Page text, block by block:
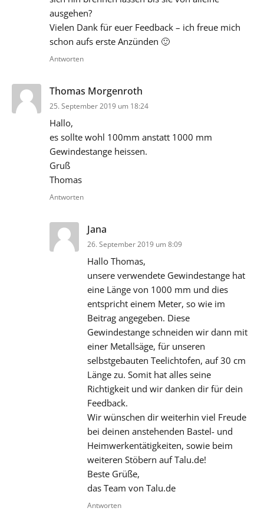
ausgehen?
Vielen Dank für euer Feedback – ich freue mich
schon aufs erste Anzünden 🙂
Antworten
Thomas Morgenroth
25. September 2019 um 18:24
Hallo,
es sollte wohl 100mm anstatt 1000 mm
Gewindestange heissen.
Gruß
Thomas
Antworten
Jana
26. September 2019 um 8:09
Hallo Thomas,
unsere verwendete Gewindestange hat
eine Länge von 1000 mm und dies
entspricht einem Meter, so wie im
Beitrag angegeben. Diese
Gewindestange schneiden wir dann mit
einer Metallsäge, für unseren
selbstgebauten Teelichtofen, auf 30 cm
Länge zu. Somit hat alles seine
Richtigkeit und wir danken dir für dein
Feedback.
Wir wünschen dir weiterhin viel Freude
bei deinen anstehenden Bastel- und
Heimwerkentätigkeiten, sowie beim
weiteren Stöbern auf Talu.de!
Beste Grüße,
das Team von Talu.de
Antworten